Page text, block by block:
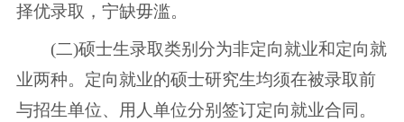
择优录取，宁缺毋滥。
(二)硕士生录取类别分为非定向就业和定向就
业两种。定向就业的硕士研究生均须在被录取前
与招生单位、用人单位分别签订定向就业合同。